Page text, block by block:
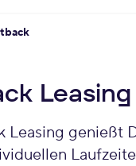
genießt